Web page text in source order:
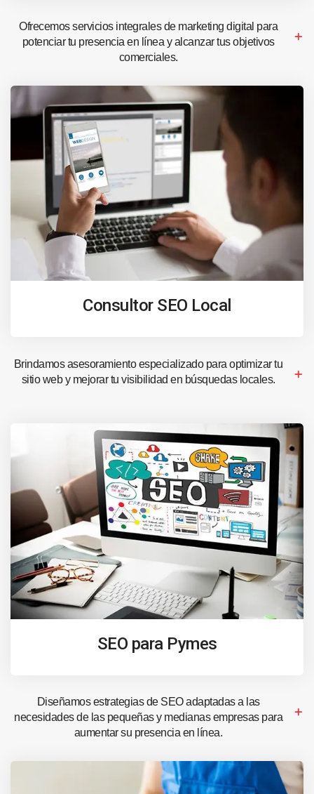
Ofrecemos servicios integrales de marketing digital para
potenciar tu presencia en línea y alcanzar tus objetivos
comerciales.
Consultor SEO Local
Brindamos asesoramiento especializado para optimizar tu
sitio web y mejorar tu visibilidad en búsquedas locales.
SEO para Pymes
Diseñamos estrategias de SEO adaptadas a las
necesidades de las pequeñas y medianas empresas para
aumentar su presencia en línea.